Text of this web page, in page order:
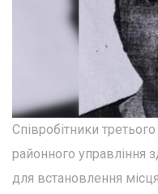
Співробітники третього
районного управління
для встановлення